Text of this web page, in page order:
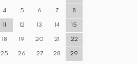
4 5 6 7 8
11 12 13 14 15
18 19 20 21 22
25 26 27 28 29